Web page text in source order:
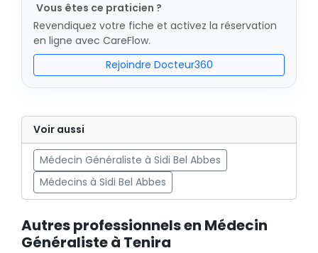
Vous êtes ce praticien ?
Revendiquez votre fiche et activez la réservation
en ligne avec CareFlow.
Rejoindre Docteur360
Voir aussi
Médecin Généraliste à Sidi Bel Abbes
Médecins à Sidi Bel Abbes
Autres professionnels en Médecin
Généraliste à Tenira